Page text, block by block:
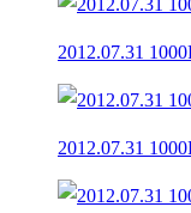
2012.07.31
2012.07.31